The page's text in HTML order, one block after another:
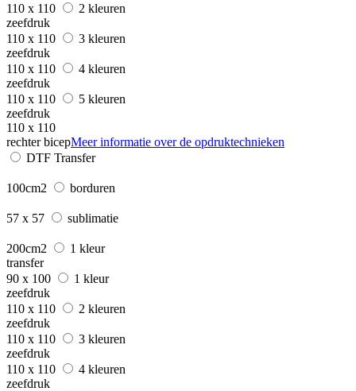
110 x 110
2 kleuren
zeefdruk
110 x 110
3 kleuren
zeefdruk
110 x 110
4 kleuren
zeefdruk
110 x 110
5 kleuren
zeefdruk
110 x 110
rechter bicepMeer informatie over de opdruktechnieken
DTF Transfer
100cm2 borduren
57 x 57 sublimatie
200cm2
1 kleur
transfer
90 x 100
1 kleur
zeefdruk
110 x 110
2 kleuren
zeefdruk
110 x 110
3 kleuren
zeefdruk
110 x 110
4 kleuren
zeefdruk